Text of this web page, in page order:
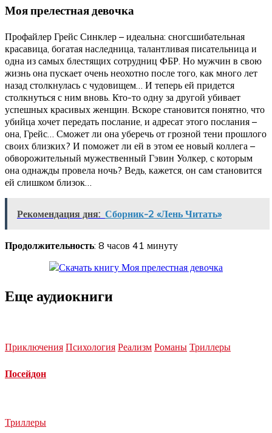
Моя прелестная девочка
Профайлер Грейс Синклер – идеальна: сногсшибательная
красавица, богатая наследница, талантливая писательница и
одна из самых блестящих сотрудниц ФБР. Но мужчин в свою
жизнь она пускает очень неохотно после того, как много лет
назад столкнулась с чудовищем… И теперь ей придется
столкнуться с ним вновь. Кто-то одну за другой убивает
успешных красивых женщин. Вскоре становится понятно, что
убийца хочет передать послание, и адресат этого послания –
она, Грейс… Сможет ли она уберечь от грозной тени прошлого
своих близких? И поможет ли ей в этом ее новый коллега –
обворожительный мужественный Гэвин Уолкер, с которым
она однажды провела ночь? Ведь, кажется, он сам становится
ей слишком близок…
Рекомендация дня: Сборник-2 «Лень Читать»
Продолжительность: 8 часов 41 минуту
Еще аудиокниги
Приключения Психология Реализм Романы Триллеры
Посейдон
Триллеры